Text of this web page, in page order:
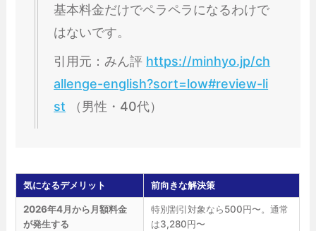
基本料金だけでペラペラになるわけで
はないです。
引用元：みん評 https://minhyo.jp/ch
allenge-english?sort=low#review-li
st （男性・40代）
気になるデメリット 前向きな解決策
2026年4月から月額料金
が発生する
特別割引対象なら500円〜。通常
は3,280円〜